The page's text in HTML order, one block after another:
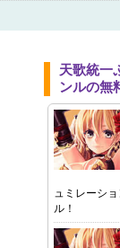
天歌統一
ンルの無
ュミレーシ
ル！